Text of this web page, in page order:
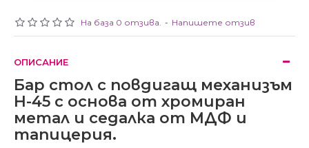
На база 0 отзива. - Напишете отзив
ОПИСАНИЕ
Бар стол с повдигащ механизъм
H-45 с основа от хромиран
метал и седалка от МДФ и
тапицерия.